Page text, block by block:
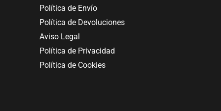
Política de Envío
Política de Devoluciones
Aviso Legal
Política de Privacidad
Política de Cookies